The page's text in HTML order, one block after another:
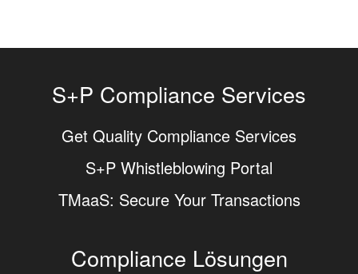
S+P Compliance Services
Get Quality Compliance Services
S+P Whistleblowing Portal
TMaaS: Secure Your Transactions
Compliance Lösungen